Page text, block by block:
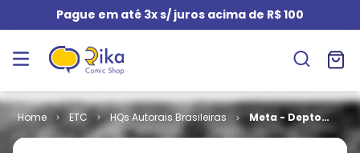
Pague em até 3x s/ juros acima de R$ 100
ETC HQs Autorais Brasileiras
Meta - Depto.
de Crimes